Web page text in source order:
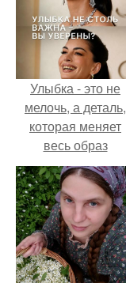
Улыбка - это не
мелочь, а деталь,
которая меняет
весь образ
человека.